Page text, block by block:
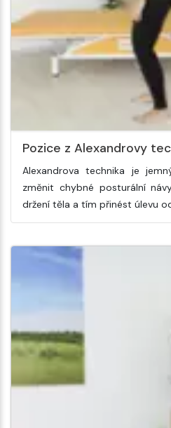
Pozice z Alexandrovy
Alexandrova technika je
změnit chybné posturální
držení těla a tím přinést úlevu